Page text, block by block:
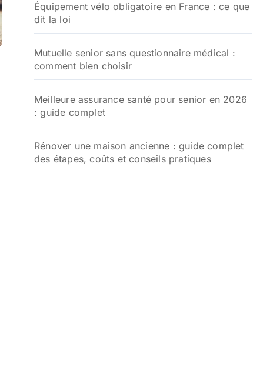
Équipement vélo obligatoire en France : ce que
dit la loi
Mutuelle senior sans questionnaire médical :
comment bien choisir
Meilleure assurance santé pour senior en 2026
: guide complet
Rénover une maison ancienne : guide complet
des étapes, coûts et conseils pratiques